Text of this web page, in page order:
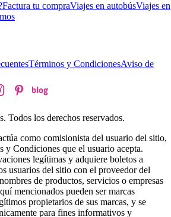
Factura tu compraViajes en autobúsViajes en
Términos y CondicionesAviso de
Todos los derechos reservados.
como comisionista del usuario del sitio,
y Condiciones que el usuario acepta.
legítimas y adquiere boletos a
usuarios del sitio con el proveedor del
de productos, servicios o empresas
mencionados pueden ser marcas
propietarios de sus marcas, y se
para fines informativos y